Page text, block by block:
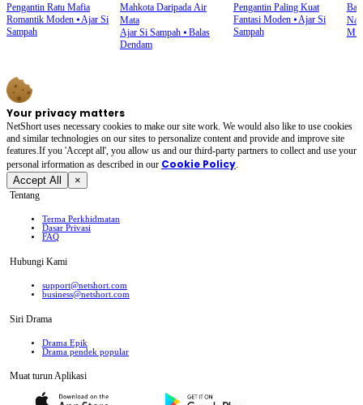
Pengantin Ratu Mafia
Romantik Moden ⦁Ajar Si
Sampah
Mahkota Daripada Air
Mata
Ajar Si Sampah⦁ Balas
Dendam
Pengantin Paling Kuat
Fantasi Moden⦁Ajar Si
Sampah
Your privacy matters
NetShort uses necessary cookies to make our site work. We would also like to use cookies
and similar technologies on our sites to personalize content and provide and improve site
features.If you 'Accept all', you allow us and our third-party partners to collect and use your
personal irformation as described in our Cookie Policy.
Accept All ×
Tentang
Terma Perkhidmatan
Dasar Privasi
FAQ
Hubungi Kami
support@netshort.com
business@netshort.com
Siri Drama
Drama Epik
Drama pendek popular
Muat turun Aplikasi